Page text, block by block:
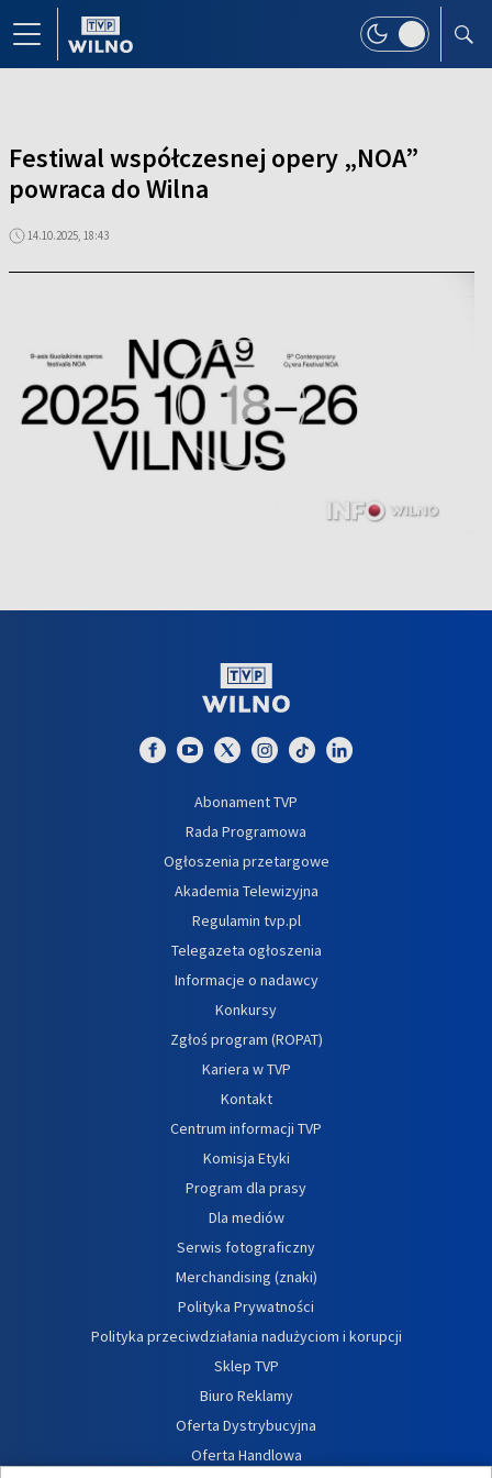
Festiwal współczesnej opery „NOA”
powraca do Wilna
14.10.2025, 18:43
Abonament TVP
Rada Programowa
Ogłoszenia przetargowe
Akademia Telewizyjna
Regulamin tvp.pl
Telegazeta ogłoszenia
Informacje o nadawcy
Konkursy
Zgłoś program (ROPAT)
Kariera w TVP
Kontakt
Centrum informacji TVP
Komisja Etyki
Program dla prasy
Dla mediów
Serwis fotograficzny
Merchandising (znaki)
Polityka Prywatności
Polityka przeciwdziałania nadużyciom i korupcji
Sklep TVP
Biuro Reklamy
Oferta Dystrybucyjna
Oferta Handlowa